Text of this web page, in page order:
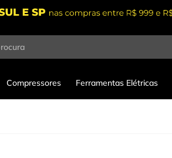
Compressores Ferramentas Elétricas